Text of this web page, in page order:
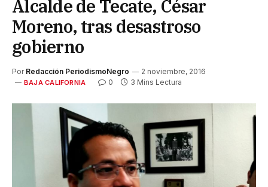
Alcalde de Tecate, César
Moreno, tras desastroso
gobierno
Por Redacción PeriodismoNegro 2 noviembre, 2016
BAJA CALIFORNIA 0 3 Mins Lectura